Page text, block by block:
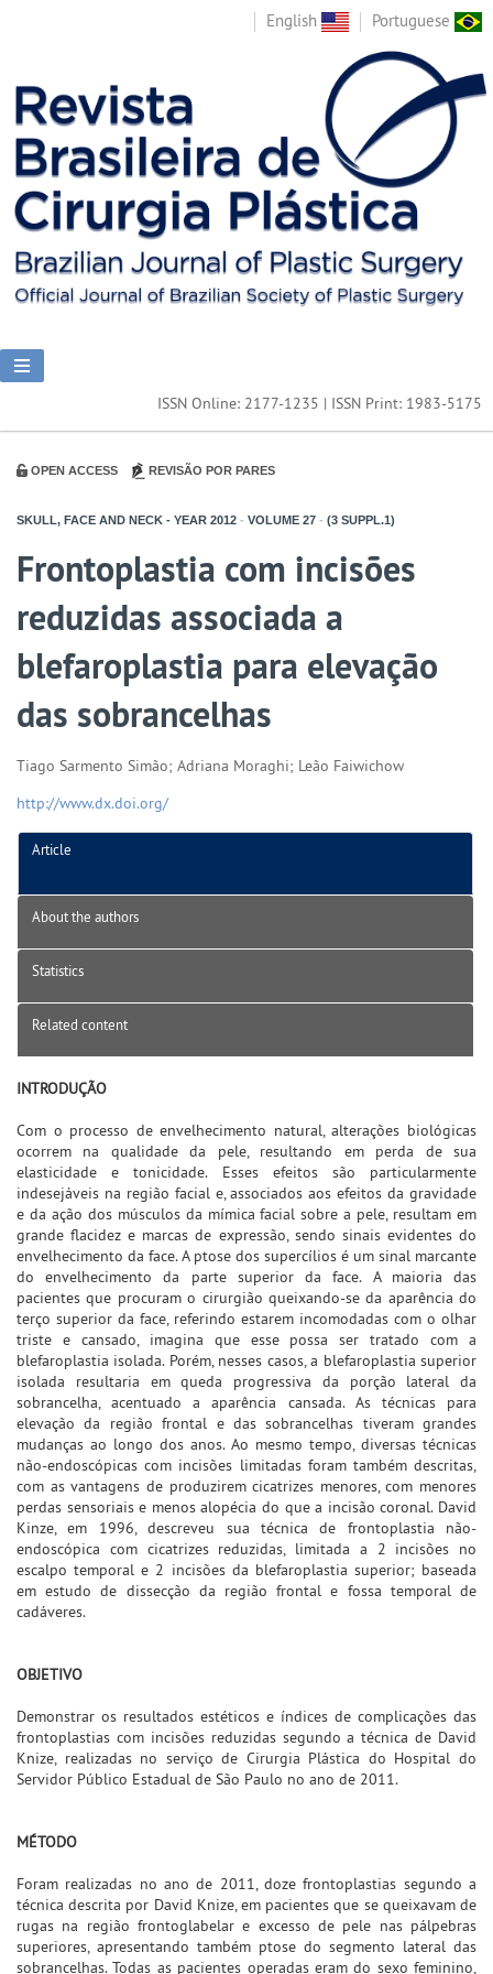
English Portuguese
ISSN Online: 2177-1235 | ISSN Print: 1983-5175
OPEN ACCESS REVISÃO POR PARES
SKULL, FACE AND NECK - YEAR 2012 - VOLUME 27 - (3 SUPPL.1)
Frontoplastia com incisões
reduzidas associada a
blefaroplastia para elevação
das sobrancelhas
Tiago Sarmento Simão; Adriana Moraghi; Leão Faiwichow
http://www.dx.doi.org/
Article
About the authors
Statistics
Related content
INTRODUÇÃO
Com o processo de envelhecimento natural, alterações biológicas
ocorrem na qualidade da pele, resultando em perda de sua
elasticidade e tonicidade. Esses efeitos são particularmente
indesejáveis na região facial e, associados aos efeitos da gravidade
e da ação dos músculos da mímica facial sobre a pele, resultam em
grande flacidez e marcas de expressão, sendo sinais evidentes do
envelhecimento da face. A ptose dos supercílios é um sinal marcante
do envelhecimento da parte superior da face. A maioria das
pacientes que procuram o cirurgião queixando-se da aparência do
terço superior da face, referindo estarem incomodadas com o olhar
triste e cansado, imagina que esse possa ser tratado com a
blefaroplastia isolada. Porém, nesses casos, a blefaroplastia superior
isolada resultaria em queda progressiva da porção lateral da
sobrancelha, acentuado a aparência cansada. As técnicas para
elevação da região frontal e das sobrancelhas tiveram grandes
mudanças ao longo dos anos. Ao mesmo tempo, diversas técnicas
não-endoscópicas com incisões limitadas foram também descritas,
com as vantagens de produzirem cicatrizes menores, com menores
perdas sensoriais e menos alopécia do que a incisão coronal. David
Kinze, em 1996, descreveu sua técnica de frontoplastia não-
endoscópica com cicatrizes reduzidas, limitada a 2 incisões no
escalpo temporal e 2 incisões da blefaroplastia superior; baseada
em estudo de dissecção da região frontal e fossa temporal de
cadáveres.
OBJETIVO
Demonstrar os resultados estéticos e índices de complicações das
frontoplastias com incisões reduzidas segundo a técnica de David
Knize, realizadas no serviço de Cirurgia Plástica do Hospital do
Servidor Público Estadual de São Paulo no ano de 2011.
MÉTODO
Foram realizadas no ano de 2011, doze frontoplastias segundo a
técnica descrita por David Knize, em pacientes que se queixavam de
rugas na região frontoglabelar e excesso de pele nas pálpebras
superiores, apresentando também ptose do segmento lateral das
sobrancelhas. Todas as pacientes operadas eram do sexo feminino,